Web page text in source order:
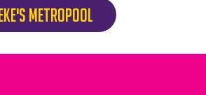
Metropool